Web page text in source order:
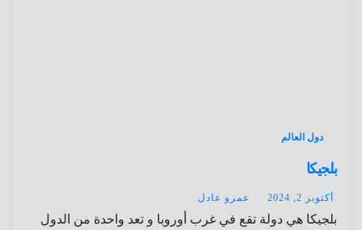
دول العالم
بلجيكا
أكتوبر 2, 2024 عمرو عادل
بلجيكا هي دولة تقع في غرب أوروبا و تعد واحدة من الدول